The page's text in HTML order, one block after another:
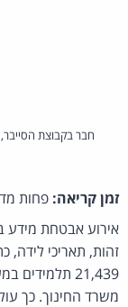
חבר בקבוצת
זמן קריאה: פחות
אירוע אבטחת מידע
זהות, תאריכי לידה,
משרד החינוך. כך